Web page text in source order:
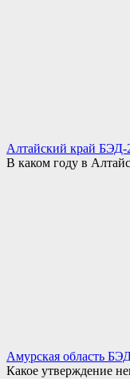
Алтайский край БЭД-
В каком году в
Амурская область
Какое утверждение